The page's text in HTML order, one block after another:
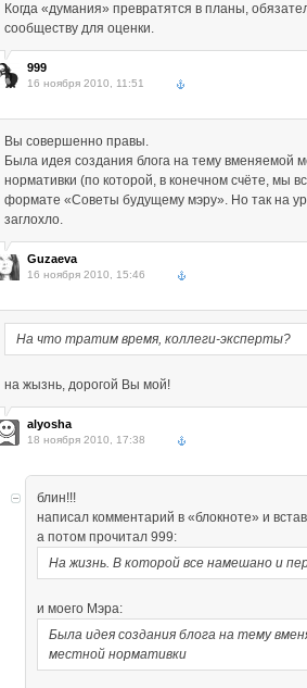
Когда «думания» превратятся в планы,
сообществу для оценки.
999
16 ноября 2010, 11:51
Вы совершенно правы.
Была идея создания блога на тему вменяемой
нормативки (по которой, в конечном счёте, мы
формате «Советы будущему мэру». Но так на
заглохло.
Guzaeva
16 ноября 2010, 15:46
На что тратим время, коллеги-эксперты?
на жызнь, дорогой Вы мой!
alyosha
18 ноября 2010, 17:38
блин!!!
написал комментарий в «блокноте» и
а потом прочитал 999:
На жизнь. В которой все намешано и
и моего Мэра:
Была идея создания блога на тему
местной нормативки